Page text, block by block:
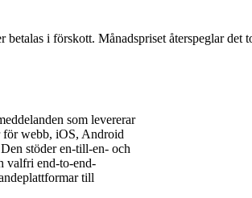
betalas i förskott. Månadspriset återspeglar det
som levererar
webb, iOS, Android
stöder en-till-en- och
valfri end-to-end-
till